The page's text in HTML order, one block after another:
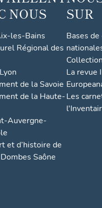
NOUS
les-Bains
Régional des
de la Savoie
de la Haute-
Auvergne-
et d’histoire de
Saône
SUR
Bases
La revue
Les